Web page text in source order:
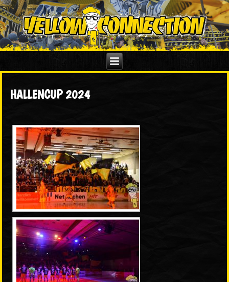
HALLENCUP 2024